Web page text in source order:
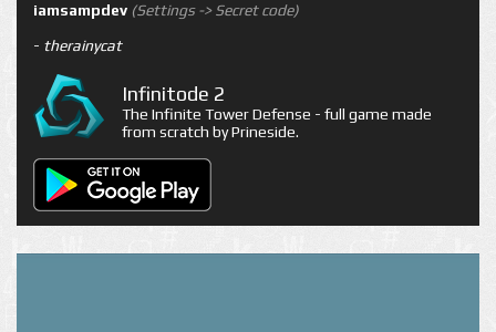
iamsampdev (Settings -> Secret code)
- therainycat
Infinitode 2
The Infinite Tower Defense - full game made
from scratch by Prineside.